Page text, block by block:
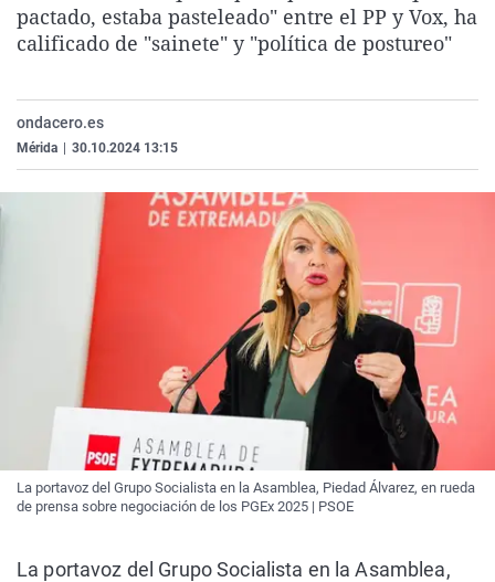
La rosa de los vientos
Gente viajera
Como el perro y el
Caso
Retornados
Equipo de
Extremadura
Galicia
La Rioja
País Vasco
Virales
Televisión
Elecciones
pactado, estaba pasteleado" entre el PP y Vox, ha
calificado de "sainete" y "política de postureo"
ondacero.es
Mérida 30.10.2024 13:15
La portavoz del Grupo Socialista en la Asamblea, Piedad Álvarez, en rueda
de prensa sobre negociación de los PGEx 2025 | PSOE
La portavoz del Grupo Socialista en la Asamblea,